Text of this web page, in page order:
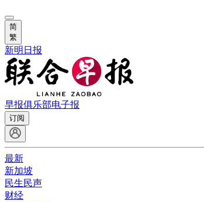
简
繁
新明日报
早报俱乐部电子报
订阅
最新
新加坡
民生民声
财经